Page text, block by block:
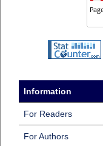
Information
For Readers
For Authors